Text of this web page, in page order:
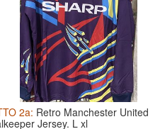
2a: Retro Manchester United
Jersey. L xl